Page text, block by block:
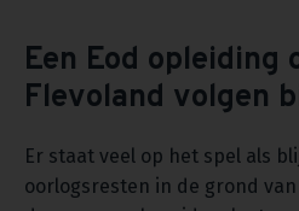
Een Eod opleiding
Flevoland volgen
Er staat veel op het spel als
oorlogsresten in de grond